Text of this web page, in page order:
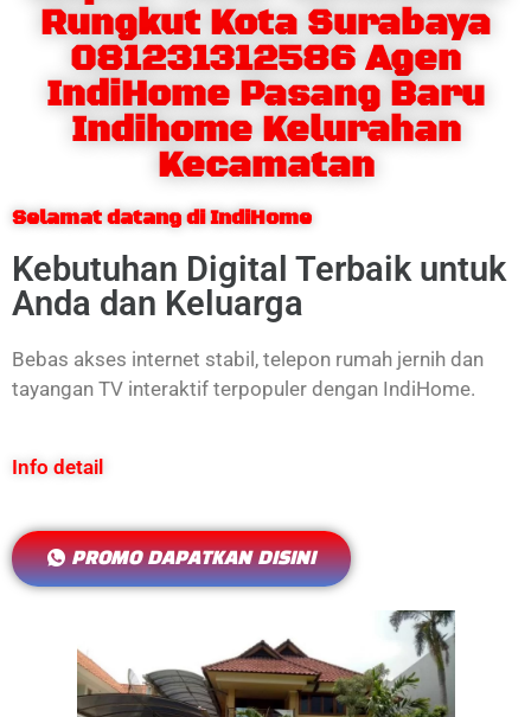
Rungkut Kota Surabaya
081231312586 Agen
IndiHome Pasang Baru
Indihome Kelurahan
Kecamatan
Selamat datang di IndiHome
Kebutuhan Digital Terbaik untuk
Anda dan Keluarga
Bebas akses internet stabil, telepon rumah jernih dan
tayangan TV interaktif terpopuler dengan IndiHome.
Info detail
PROMO DAPATKAN DISINI